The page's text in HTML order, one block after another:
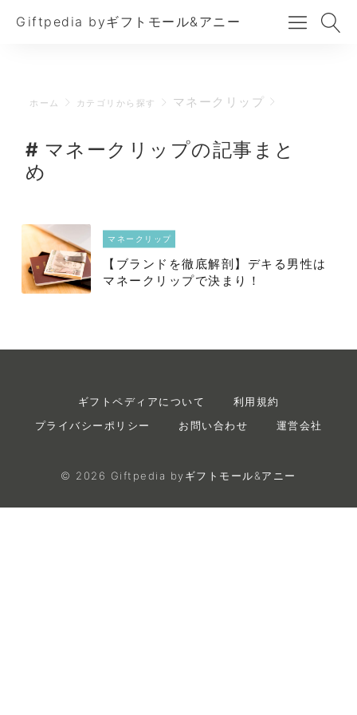
Giftpedia byギフトモール&アニー
ホーム カテゴリから探す マネークリップ
マネークリップの記事まと
め
マネークリップ
【ブランドを徹底解剖】デキる男性は
マネークリップで決まり！
ギフトペディアについて
利用規約
プライバシーポリシー
お問い合わせ 運営会社
© 2026 Giftpedia byギフトモール&アニー